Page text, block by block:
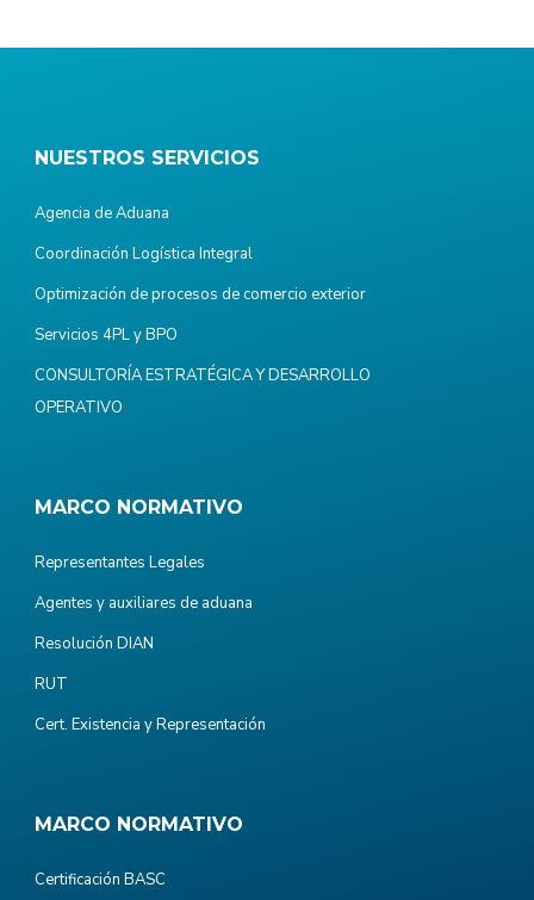
NUESTROS SERVICIOS
Agencia de Aduana
Coordinación Logística Integral
Optimización de procesos de comercio exterior
Servicios 4PL y BPO
CONSULTORÍA ESTRATÉGICA Y DESARROLLO
OPERATIVO
MARCO NORMATIVO
Representantes Legales
Agentes y auxiliares de aduana
Resolución DIAN
RUT
Cert. Existencia y Representación
MARCO NORMATIVO
Certificación BASC